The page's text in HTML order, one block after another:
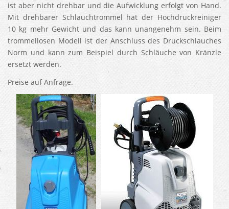
ist aber nicht drehbar und die Aufwicklung erfolgt von Hand.
Mit drehbarer Schlauchtrommel hat der Hochdruckreiniger
10 kg mehr Gewicht und das kann unangenehm sein. Beim
trommellosen Modell ist der Anschluss des Druckschlauches
Norm und kann zum Beispiel durch Schläuche von Kränzle
ersetzt werden.
Preise auf Anfrage.